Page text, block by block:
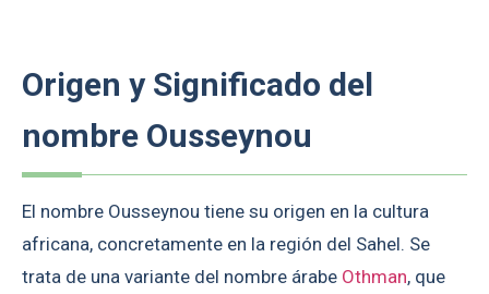
Origen y Significado del
nombre Ousseynou
El nombre Ousseynou tiene su origen en la cultura
africana, concretamente en la región del Sahel. Se
trata de una variante del nombre árabe Othman, que